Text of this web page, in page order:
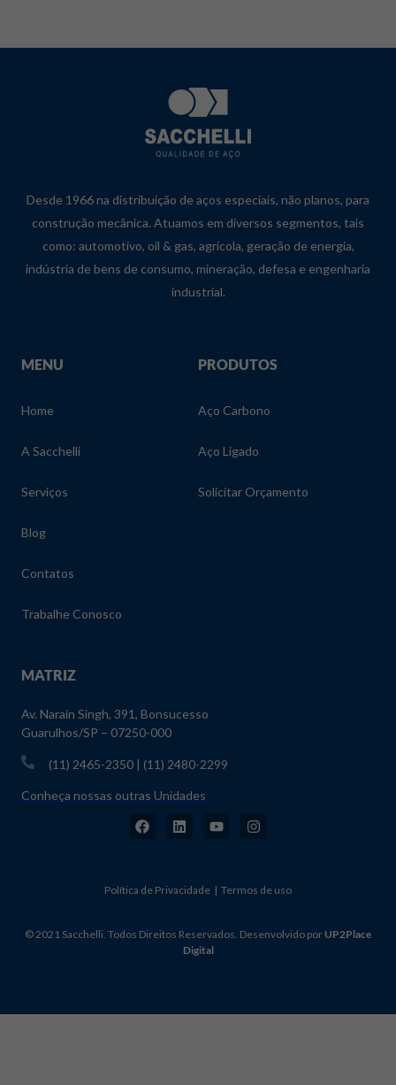
Desde 1966 na distribuição de aços especiais, não planos, para
construção mecânica. Atuamos em diversos segmentos, tais
como: automotivo, oil & gas, agrícola, geração de energia,
indústria de bens de consumo, mineração, defesa e engenharia
industrial.
MENU
Home
A Sacchelli
Serviços
Blog
Contatos
Trabalhe Conosco
PRODUTOS
Aço Carbono
Aço Ligado
Solicitar Orçamento
MATRIZ
Av. Narain Singh, 391, Bonsucesso
Guarulhos/SP – 07250-000
(11) 2465-2350 | (11) 2480-2299
Conheça nossas outras Unidades
Política de Privacidade | Termos de uso
© 2021 Sacchelli. Todos Direitos Reservados. Desenvolvido por UP2Place
Digital